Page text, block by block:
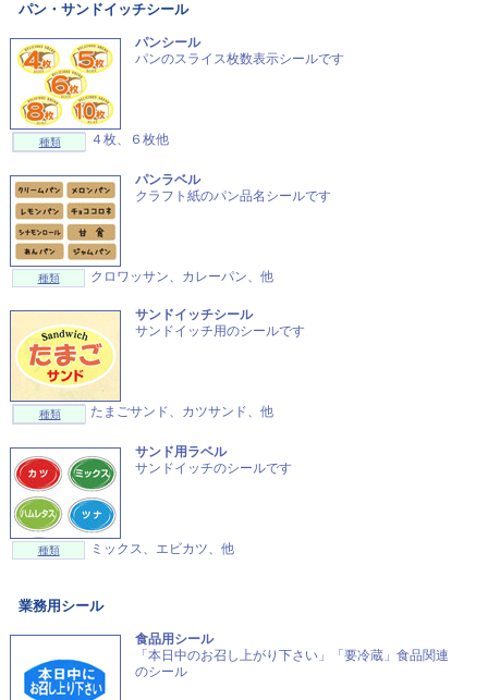
パン・サンドイッチシール
パンシール
パンのスライス枚数表示シールです
種類 ４枚、６枚他
パンラベル
クラフト紙のパン品名シールです
種類 クロワッサン、カレーパン、他
サンドイッチシール
サンドイッチ用のシールです
種類 たまごサンド、カツサンド、他
サンド用ラベル
サンドイッチのシールです
種類 ミックス、エビカツ、他
業務用シール
食品用シール
「本日中のお召し上がり下さい」「要冷蔵」食品関連
のシール